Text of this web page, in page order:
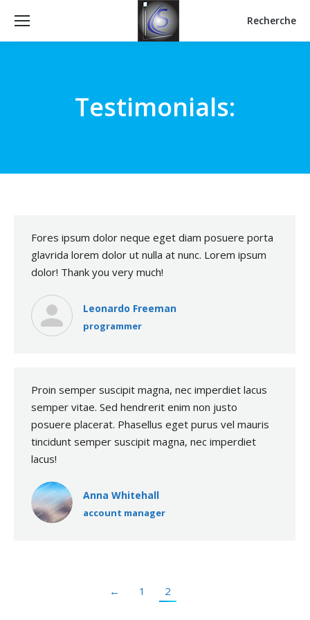
Recherche
:
Recherche
Testimonials:
Fores ipsum dolor neque eget diam posuere porta
glavrida lorem dolor ut nulla at nunc. Lorem ipsum
dolor! Thank you very much!
Leonardo Freeman
programmer
Proin semper suscipit magna, nec imperdiet lacus
semper vitae. Sed hendrerit enim non justo
posuere placerat. Phasellus eget purus vel mauris
tincidunt semper suscipit magna, nec imperdiet
lacus!
Anna Whitehall
account manager
← 1 2